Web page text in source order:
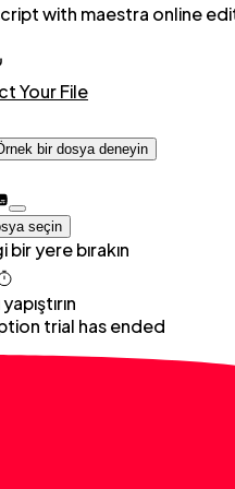
with maestra online
Your File
bir dosya deneyin
seçin
bir yere bırakın
trial has ended